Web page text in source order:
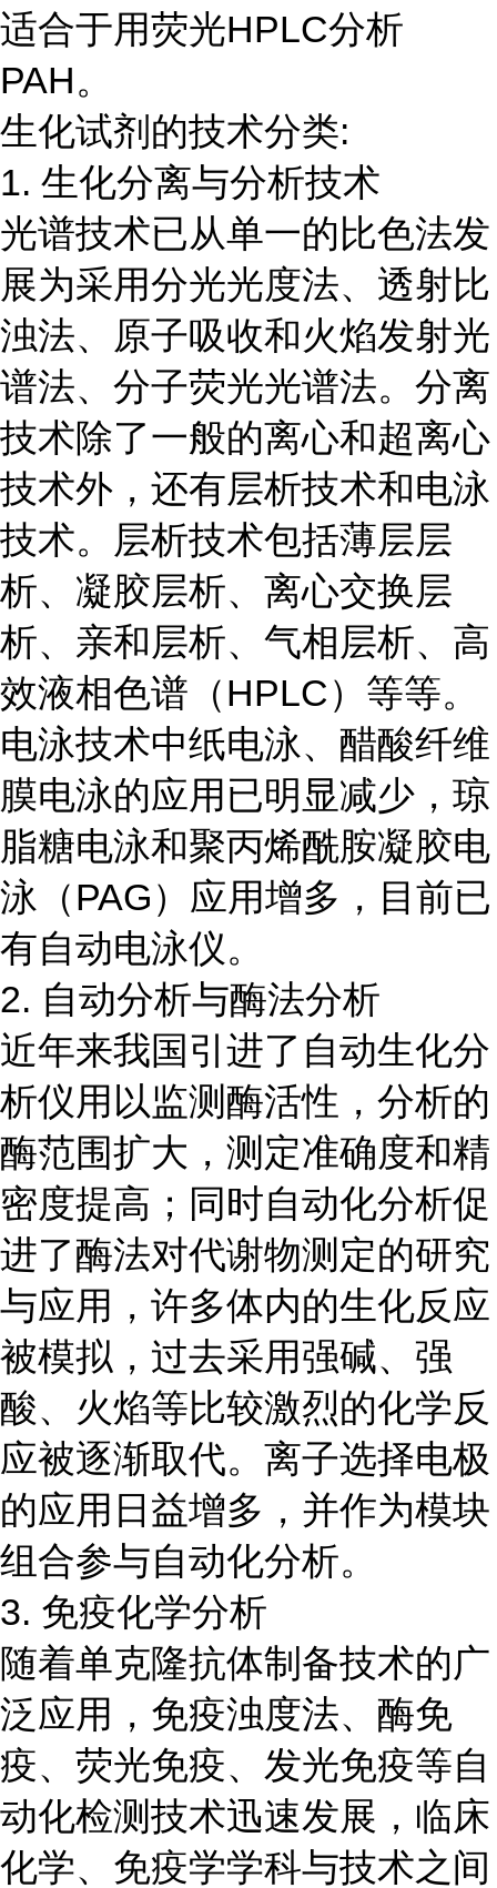
适合于用荧光HPLC分析
PAH。
生化试剂的技术分类:
1. 生化分离与分析技术
光谱技术已从单一的比色法发
展为采用分光光度法、透射比
浊法、原子吸收和火焰发射光
谱法、分子荧光光谱法。分离
技术除了一般的离心和超离心
技术外，还有层析技术和电泳
技术。层析技术包括薄层层
析、凝胶层析、离心交换层
析、亲和层析、气相层析、高
效液相色谱（HPLC）等等。
电泳技术中纸电泳、醋酸纤维
膜电泳的应用已明显减少，琼
脂糖电泳和聚丙烯酰胺凝胶电
泳（PAG）应用增多，目前已
有自动电泳仪。
2. 自动分析与酶法分析
近年来我国引进了自动生化分
析仪用以监测酶活性，分析的
酶范围扩大，测定准确度和精
密度提高；同时自动化分析促
进了酶法对代谢物测定的研究
与应用，许多体内的生化反应
被模拟，过去采用强碱、强
酸、火焰等比较激烈的化学反
应被逐渐取代。离子选择电极
的应用日益增多，并作为模块
组合参与自动化分析。
3. 免疫化学分析
随着单克隆抗体制备技术的广
泛应用，免疫浊度法、酶免
疫、荧光免疫、发光免疫等自
动化检测技术迅速发展，临床
化学、免疫学学科与技术之间